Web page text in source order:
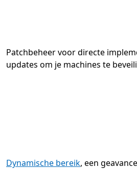
Patchbeheer voor directe
updates om je machines te
Dynamische bereik, een